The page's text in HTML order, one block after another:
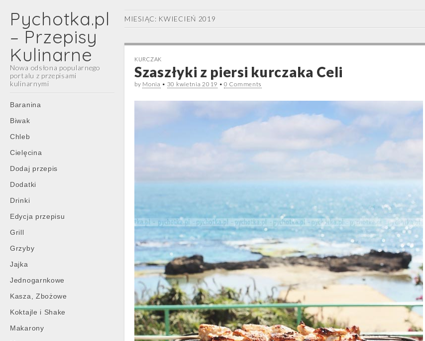
Pychotka.pl
– Przepisy
Kulinarne
Nowa odsłona popularnego
portalu z przepisami
kulinarnymi
Main
menu
Skip
content
Baranina
Biwak
Chleb
Cielęcina
Dodaj przepis
Dodatki
Drinki
Edycja przepisu
Grill
Grzyby
Jajka
Jednogarnkowe
Kasza, Zbożowe
Koktajle i Shake
Makarony
MIESIĄC: KWIECIEŃ 2019
KURCZAK
Szaszłyki z piersi kurczaka Celi
by Monia • 30 kwietnia 2019 •0 Comments